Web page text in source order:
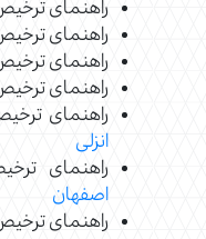
راهنمای ترخیص
راهنمای ترخیص
راهنمای ترخیص
راهنمای ترخیص
راهنمای
انزلی
راهنمای
اصفهان
راهنمای ترخیص